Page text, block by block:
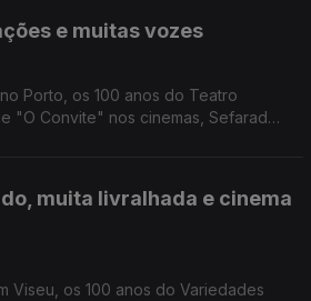
e muitas vozes
Porto, os 100 anos do Teatro
"O Convite" nos cinemas, Sefarad
muita livralhada e cinema
Viseu, os 100 anos do Variedades